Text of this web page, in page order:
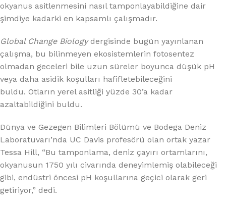
okyanus asitlenmesini nasıl tamponlayabildiğine dair
şimdiye kadarki en kapsamlı çalışmadır.
Global Change Biologydergisinde bugün yayınlanan
çalışma, bu bilinmeyen ekosistemlerin fotosentez
olmadan geceleri bile uzun süreler boyunca düşük pH
veya daha asidik koşulları hafifletebileceğini
buldu. Otların yerel asitliği yüzde 30’a kadar
azaltabildiğini buldu.
Dünya ve Gezegen Bilimleri Bölümü ve Bodega Deniz
Laboratuvarı’nda UC Davis profesörü olan ortak yazar
Tessa Hill, “Bu tamponlama, deniz çayırı ortamlarını,
okyanusun 1750 yılı civarında deneyimlemiş olabileceği
gibi, endüstri öncesi pH koşullarına geçici olarak geri
getiriyor,” dedi.